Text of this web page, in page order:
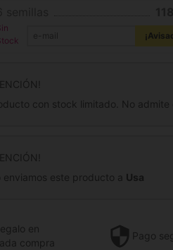
con stock limitado. No admite
enviamos este producto a Usa
en
compra
Pago